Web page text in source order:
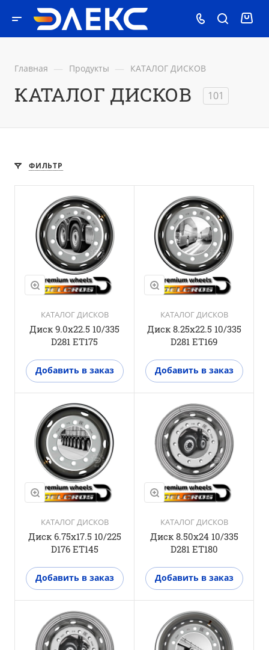
Главная — Продукты — КАТАЛОГ ДИСКОВ
КАТАЛОГ ДИСКОВ 101
ФИЛЬТР
КАТАЛОГ ДИСКОВ
Диск 9.0x22.5 10/335
D281 ЕТ175
Добавить в заказ
КАТАЛОГ ДИСКОВ
Диск 8.25x22.5 10/335
D281 ET169
Добавить в заказ
КАТАЛОГ ДИСКОВ
Диск 6.75x17.5 10/225
D176 ET145
Добавить в заказ
КАТАЛОГ ДИСКОВ
Диск 8.50x24 10/335
D281 ET180
Добавить в заказ